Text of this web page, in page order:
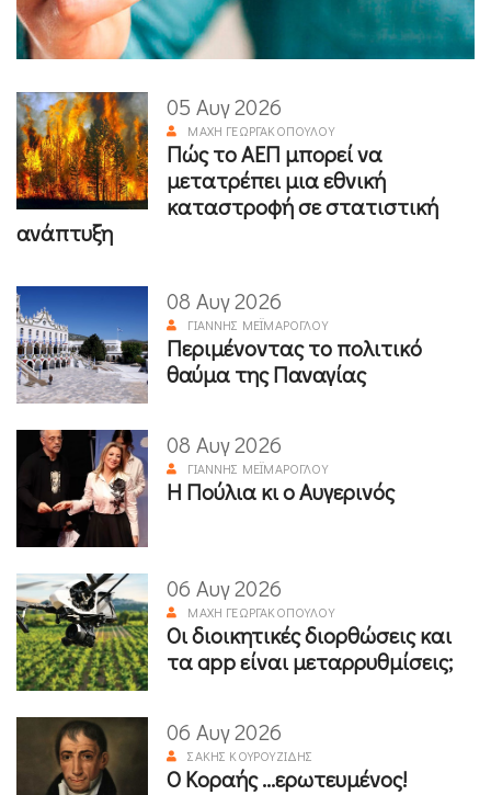
05 Αυγ 2026
ΜΆΧΗ ΓΕΩΡΓΑΚΟΠΟΎΛΟΥ
Πώς το ΑΕΠ μπορεί να
μετατρέπει μια εθνική
καταστροφή σε στατιστική
ανάπτυξη
08 Αυγ 2026
ΓΙΆΝΝΗΣ ΜΕΪΜΆΡΟΓΛΟΥ
Περιμένοντας το πολιτικό
θαύμα της Παναγίας
08 Αυγ 2026
ΓΙΆΝΝΗΣ ΜΕΪΜΆΡΟΓΛΟΥ
Η Πούλια κι ο Αυγερινός
06 Αυγ 2026
ΜΆΧΗ ΓΕΩΡΓΑΚΟΠΟΎΛΟΥ
Οι διοικητικές διορθώσεις και
τα app είναι μεταρρυθμίσεις;
06 Αυγ 2026
ΣΆΚΗΣ ΚΟΥΡΟΥΖΊΔΗΣ
Ο Κοραής ...ερωτευμένος!